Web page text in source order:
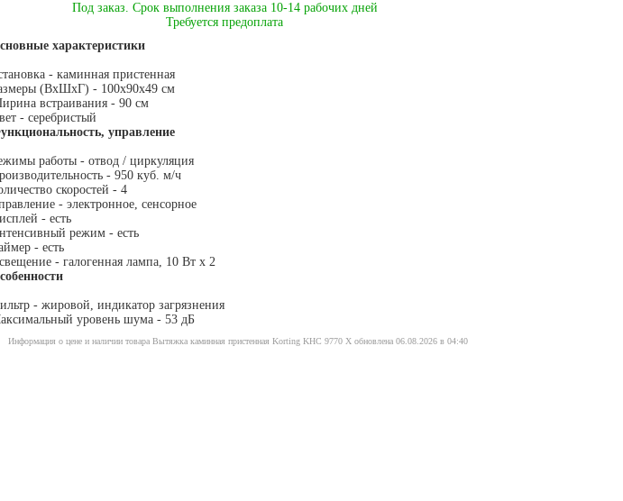
Под заказ. Срок выполнения заказа 10-14 рабочих дней
Требуется предоплата
характеристики
- каминная пристенная
(ВхШхГ) - 100х90х49 см
встраивания - 90 см
- серебристый
управление
работы - отвод / циркуляция
- 950 куб. м/ч
скоростей - 4
- электронное, сенсорное
- есть
режим - есть
- есть
- галогенная лампа, 10 Вт х 2
- жировой, индикатор загрязнения
уровень шума - 53 дБ
Информация о цене и наличии товара Вытяжка каминная пристенная Korting KHC 9770 X обновлена 06.08.2026 в 04:40